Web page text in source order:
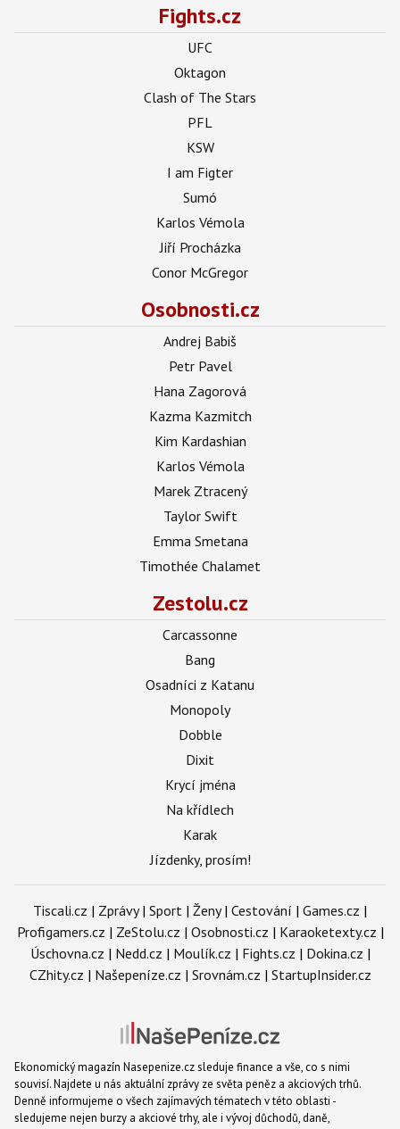
Fights.cz
UFC
Oktagon
Clash of The Stars
PFL
KSW
I am Figter
Sumó
Karlos Vémola
Jiří Procházka
Conor McGregor
Osobnosti.cz
Andrej Babiš
Petr Pavel
Hana Zagorová
Kazma Kazmitch
Kim Kardashian
Karlos Vémola
Marek Ztracený
Taylor Swift
Emma Smetana
Timothée Chalamet
Zestolu.cz
Carcassonne
Bang
Osadníci z Katanu
Monopoly
Dobble
Dixit
Krycí jména
Na křídlech
Karak
Jízdenky, prosím!
Tiscali.cz | Zprávy| Sport | Ženy| Cestování | Games.cz |
Profigamers.cz | ZeStolu.cz | Osobnosti.cz | Karaoketexty.cz |
Úschovna.cz | Nedd.cz | Moulík.cz | Fights.cz | Dokina.cz |
CZhity.cz | Našepeníze.cz | Srovnám.cz | StartupInsider.cz
Ekonomický magazín Nasepenize.cz sleduje finance a vše, co s nimi
souvisí. Najdete u nás aktuální zprávy ze světa peněz a akciových trhů.
Denně informujeme o všech zajímavých tématech v této oblasti -
sledujeme nejen burzy a akciové trhy, ale i vývoj důchodů, daně,